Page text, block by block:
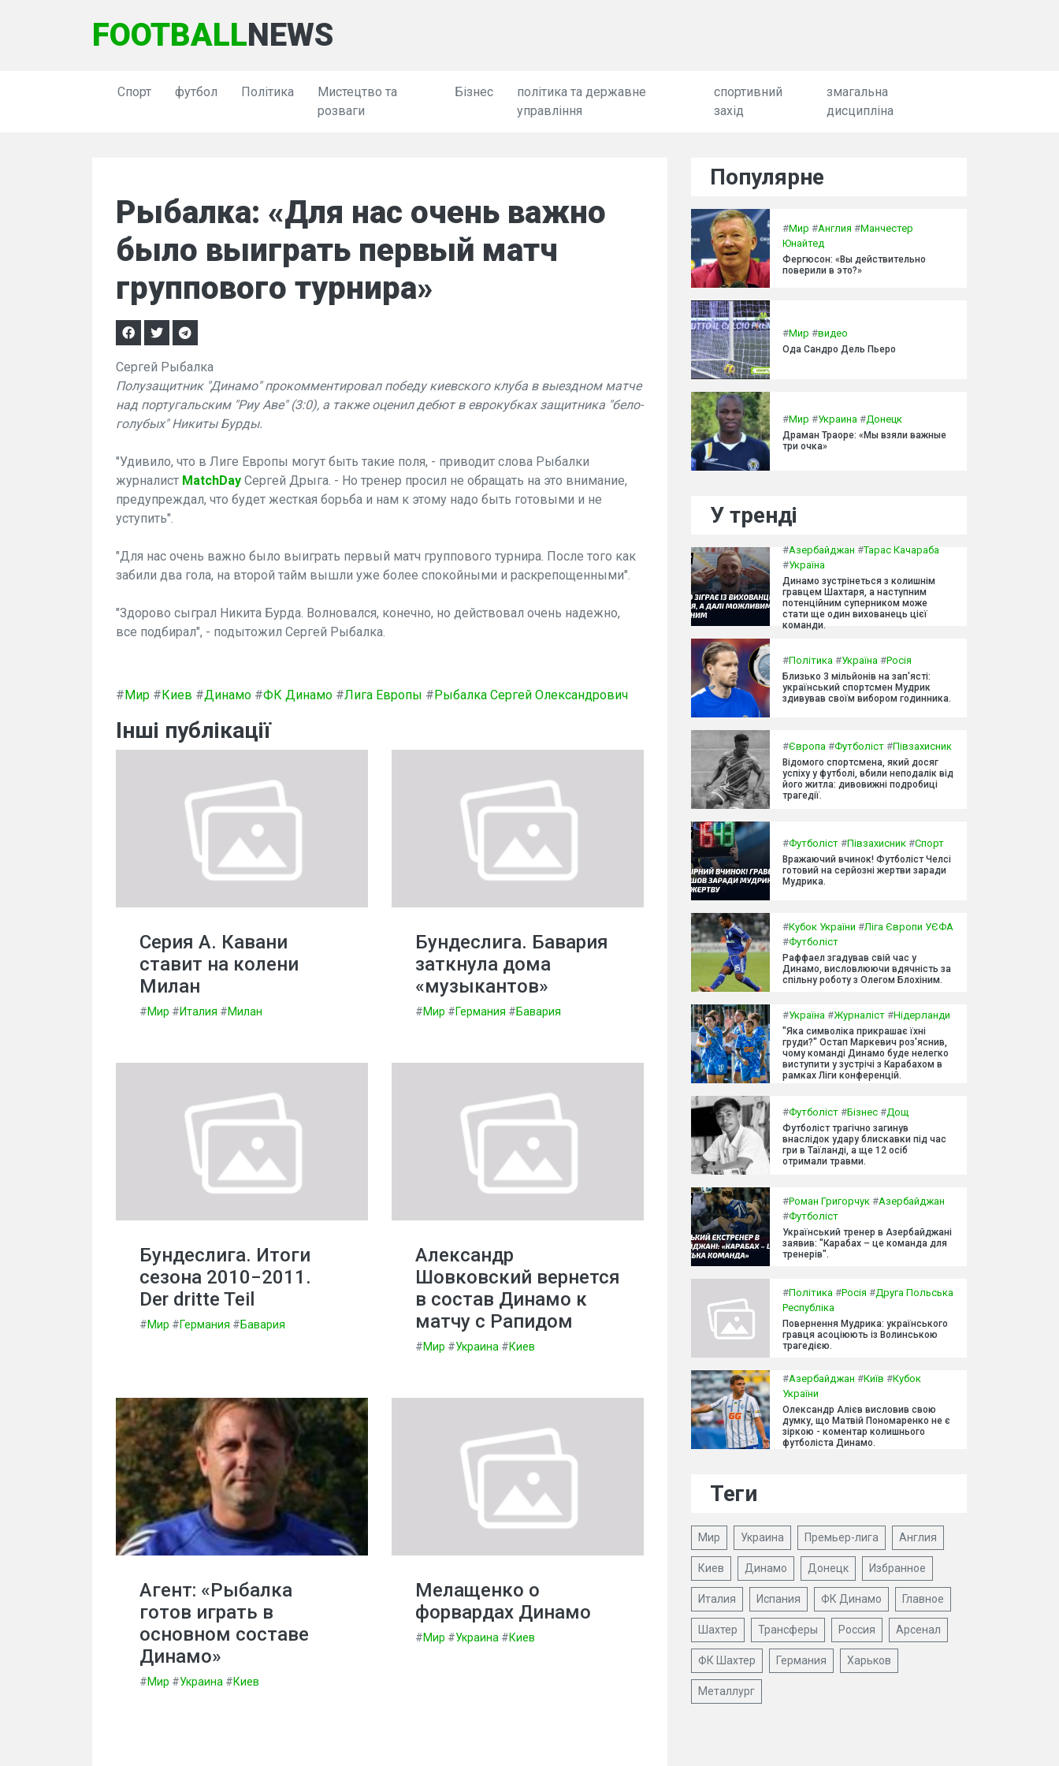
FOOTBALLNEWS
Спорт футбол Політика
Мистецтво та
розваги
Бізнес
політика та державне
управління
спортивний
захід
змагальна
дисципліна
Рыбалка: «Для нас очень важно
было выиграть первый матч
группового турнира»
Сергей Рыбалка
Полузащитник "Динамо" прокомментировал победу киевского клуба в выездном матче
над португальским "Риу Аве" (3:0), а также оценил дебют в еврокубках защитника "бело-
голубых" Никиты Бурды.
"Удивило, что в Лиге Европы могут быть такие поля, - приводит слова Рыбалки
журналист MatchDay Сергей Дрыга. - Но тренер просил не обращать на это внимание,
предупреждал, что будет жесткая борьба и нам к этому надо быть готовыми и не
уступить".
"Для нас очень важно было выиграть первый матч группового турнира. После того как
забили два гола, на второй тайм вышли уже более спокойными и раскрепощенными".
"Здорово сыграл Никита Бурда. Волновался, конечно, но действовал очень надежно,
все подбирал", - подытожил Сергей Рыбалка.
#Мир #Киев #Динамо #ФК Динамо #Лига Европы #Рыбалка Сергей Олександрович
Інші публікації
Серия А. Кавани
ставит на колени
Милан
#Мир #Италия #Милан
Бундеслига. Бавария
заткнула дома
«музыкантов»
#Мир #Германия #Бавария
Бундеслига. Итоги
сезона 2010−2011.
Der dritte Teil
#Мир #Германия #Бавария
Александр
Шовковский вернется
в состав Динамо к
матчу с Рапидом
#Мир #Украина #Киев
Агент: «Рыбалка
готов играть в
основном составе
Динамо»
#Мир #Украина #Киев
Мелащенко о
форвардах Динамо
#Мир #Украина #Киев
Популярне
#Мир #Англия #Манчестер
Юнайтед
Фергюсон: «Вы действительно
поверили в это?»
#Мир #видео
Ода Сандро Дель Пьеро
#Мир #Украина #Донецк
Драман Траоре: «Мы взяли важные
три очка»
У тренді
#Азербайджан #Тарас Качараба
#Україна
Динамо зустрінеться з колишнім
гравцем Шахтаря, а наступним
потенційним суперником може
стати ще один вихованець цієї
команди.
#Політика #Україна #Росія
Близько 3 мільйонів на зап'ясті:
український спортсмен Мудрик
здивував своїм вибором годинника.
#Європа #Футболіст #Півзахисник
Відомого спортсмена, який досяг
успіху у футболі, вбили неподалік від
його житла: дивовижні подробиці
трагедії.
#Футболіст #Півзахисник #Спорт
Вражаючий вчинок! Футболіст Челсі
готовий на серйозні жертви заради
Мудрика.
#Кубок України #Ліга Європи УЄФА
#Футболіст
Раффаел згадував свій час у
Динамо, висловлюючи вдячність за
спільну роботу з Олегом Блохіним.
#Україна #Журналіст #Нідерланди
"Яка символіка прикрашає їхні
груди?" Остап Маркевич роз'яснив,
чому команді Динамо буде нелегко
виступити у зустрічі з Карабахом в
рамках Ліги конференцій.
#Футболіст #Бізнес #Дощ
Футболіст трагічно загинув
внаслідок удару блискавки під час
гри в Таїланді, а ще 12 осіб
отримали травми.
#Роман Григорчук #Азербайджан
#Футболіст
Український тренер в Азербайджані
заявив: "Карабах – це команда для
тренерів".
#Політика #Росія #Друга Польська
Республіка
Повернення Мудрика: українського
гравця асоціюють із Волинською
трагедією.
#Азербайджан #Київ #Кубок
України
Олександр Алієв висловив свою
думку, що Матвій Пономаренко не є
зіркою - коментар колишнього
футболіста Динамо.
Теги
Мир Украина Премьер-лига Англия
Киев Динамо Донецк Избранное
Италия Испания ФК Динамо Главное
Шахтер Трансферы Россия Арсенал
ФК Шахтер Германия Харьков
Металлург